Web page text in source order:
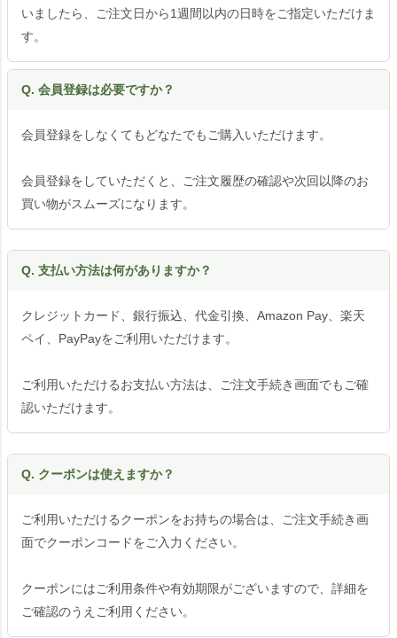
いましたら、ご注文日から1週間以内の日時をご指定いただけま
す。
Q. 会員登録は必要ですか？
会員登録をしなくてもどなたでもご購入いただけます。
会員登録をしていただくと、ご注文履歴の確認や次回以降のお
買い物がスムーズになります。
Q. 支払い方法は何がありますか？
クレジットカード、銀行振込、代金引換、Amazon Pay、楽天
ペイ、PayPayをご利用いただけます。
ご利用いただけるお支払い方法は、ご注文手続き画面でもご確
認いただけます。
Q. クーポンは使えますか？
ご利用いただけるクーポンをお持ちの場合は、ご注文手続き画
面でクーポンコードをご入力ください。
クーポンにはご利用条件や有効期限がございますので、詳細を
ご確認のうえご利用ください。